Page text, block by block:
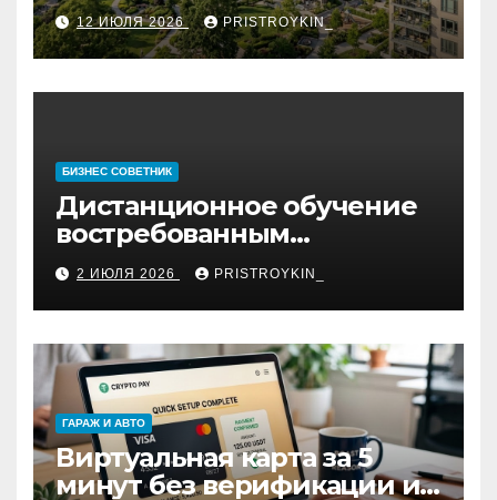
12 ИЮЛЯ 2026 PRISTROYKIN_
БИЗНЕС СОВЕТНИК
Дистанционное обучение
востребованным
профессиям
2 ИЮЛЯ 2026 PRISTROYKIN_
ГАРАЖ И АВТО
Виртуальная карта за 5
минут без верификации и